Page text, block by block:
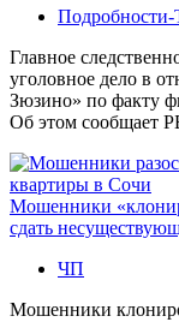
Главное
уголовное дело в
Зюзино» по факту
Об этом сообщает
Мошенники
сдать
ЧП
Мошенники